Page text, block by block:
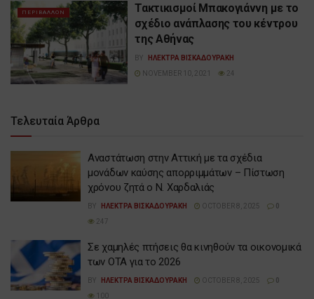
ΠΕΡΙΒΑΛΛΟΝ
Τακτικισμοί Μπακογιάννη με το
σχέδιο ανάπλασης του κέντρου
της Αθήνας
BY
ΗΛΕΚΤΡΑ ΒΙΣΚΑΔΟΥΡΑΚΗ
NOVEMBER 10, 2021
24
Τελευταία Άρθρα
Αναστάτωση στην Αττική με τα σχέδια
μονάδων καύσης απορριμμάτων – Πίστωση
χρόνου ζητά ο Ν. Χαρδαλιάς
BY ΗΛΕΚΤΡΑ ΒΙΣΚΑΔΟΥΡΑΚΗ OCTOBER 8, 2025
247
Σε χαμηλές πτήσεις θα κινηθούν τα οικονομικά
των ΟΤΑ για το 2026
BY ΗΛΕΚΤΡΑ ΒΙΣΚΑΔΟΥΡΑΚΗ OCTOBER 8, 2025
100